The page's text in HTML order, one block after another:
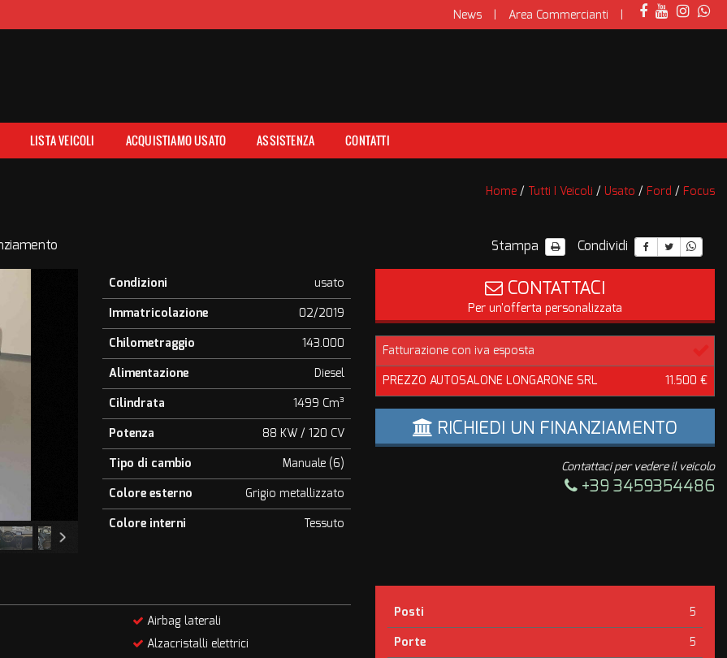
News Area Commercianti
LISTA VEICOLI ACQUISTIAMO USATO ASSISTENZA CONTATTI
Home / Tutti I Veicoli / Usato / Ford / Focus
Stampa Condividi
Condizioni
usato
Immatricolazione
02/2019
Chilometraggio
143.000
Alimentazione
Diesel
Cilindrata
1499 Cm³
Potenza
88 KW / 120 CV
Tipo di cambio
Manuale (6)
Colore esterno
Grigio metallizzato
Colore interni
Tessuto
CONTATTACI
Per un'offerta personalizzata
Fatturazione con iva esposta
PREZZO AUTOSALONE LONGARONE SRL
11.500 €
RICHIEDI UN FINANZIAMENTO
Contattaci per vedere il veicolo
+39 3459354486
Airbag laterali
Alzacristalli elettrici
Posti
5
Porte
5